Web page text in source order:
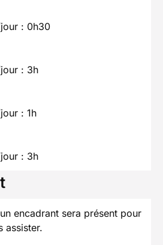
: 0h30
: 3h
: 1h
: 3h
encadrant sera présent pour
assister.